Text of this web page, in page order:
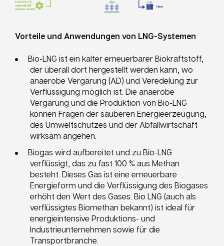
Vorteile und Anwendungen von LNG-Systemen
Bio-LNG ist ein kalter erneuerbarer Biokraftstoff,
der überall dort hergestellt werden kann, wo
anaerobe Vergärung (AD) und Veredelung zur
Verflüssigung möglich ist. Die anaerobe
Vergärung und die Produktion von Bio-LNG
können Fragen der sauberen Energieerzeugung,
des Umweltschutzes und der Abfallwirtschaft
wirksam angehen.
Biogas wird aufbereitet und zu Bio-LNG
verflüssigt, das zu fast 100 % aus Methan
besteht. Dieses Gas ist eine erneuerbare
Energieform und die Verflüssigung des Biogases
erhöht den Wert des Gases. Bio LNG (auch als
verflüssigtes Biomethan bekannt) ist ideal für
energieintensive Produktions- und
Industrieunternehmen sowie für die
Transportbranche.